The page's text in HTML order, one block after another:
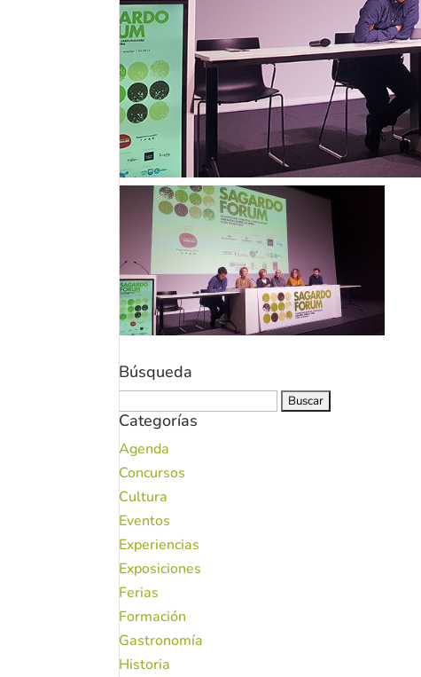
Búsqueda
Categorías
Agenda
Concursos
Cultura
Eventos
Experiencias
Exposiciones
Ferias
Formación
Gastronomía
Historia